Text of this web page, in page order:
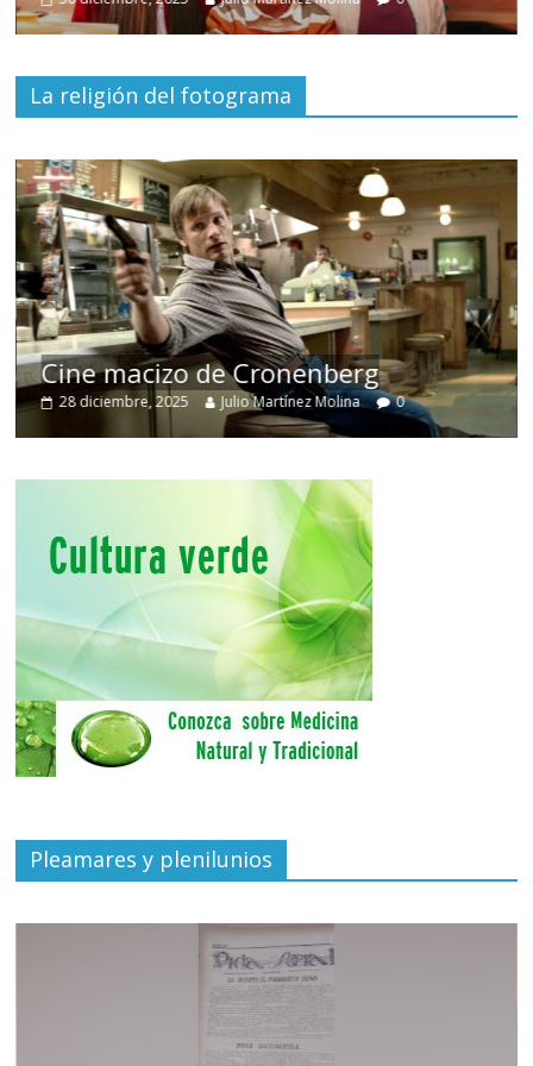
La religión del fotograma
Cine macizo de Cronenberg
28 diciembre, 2025 Julio Martínez Molina 0
Pleamares y plenilunios